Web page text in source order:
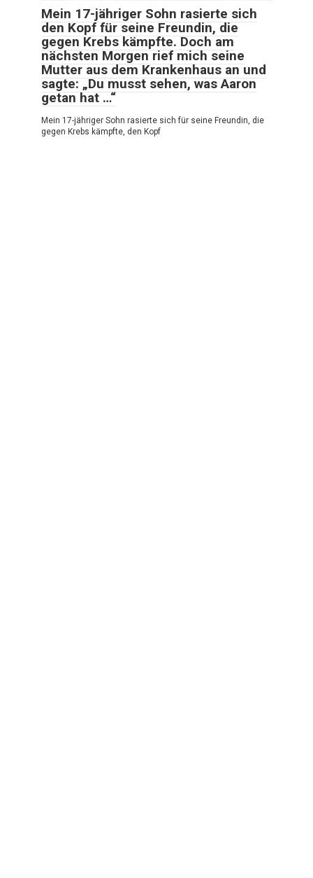
Mein 17-jähriger Sohn rasierte sich
den Kopf für seine Freundin, die
gegen Krebs kämpfte. Doch am
nächsten Morgen rief mich seine
Mutter aus dem Krankenhaus an und
sagte: „Du musst sehen, was Aaron
getan hat …“
Mein 17-jähriger Sohn rasierte sich für seine Freundin, die
gegen Krebs kämpfte, den Kopf